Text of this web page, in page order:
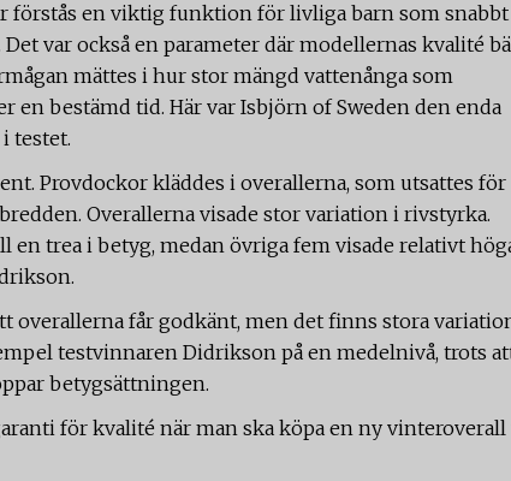
förstås en viktig funktion för livliga barn som snabbt
var också en parameter där modellernas kvalité
mättes i hur stor mängd vattenånga som
en bestämd tid. Här var Isbjörn of Sweden den enda
testet.
Provdockor kläddes i overallerna, som utsattes för
Overallerna visade stor variation i rivstyrka.
en trea i betyg, medan övriga fem visade relativt
overallerna får godkänt, men det finns stora
testvinnaren Didrikson på en medelnivå, trots
betygsättningen.
för kvalité när man ska köpa en ny